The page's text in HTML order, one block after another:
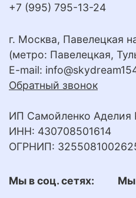
+7 (995) 795-13-24
г. Москва, Павелецкая
(метро: Павелецкая,
E-mail:
Обратный звонок
ИП Самойленко Аделия
ИНН: 430708501614
ОГРНИП:
Мы в соц. сетях: Мы